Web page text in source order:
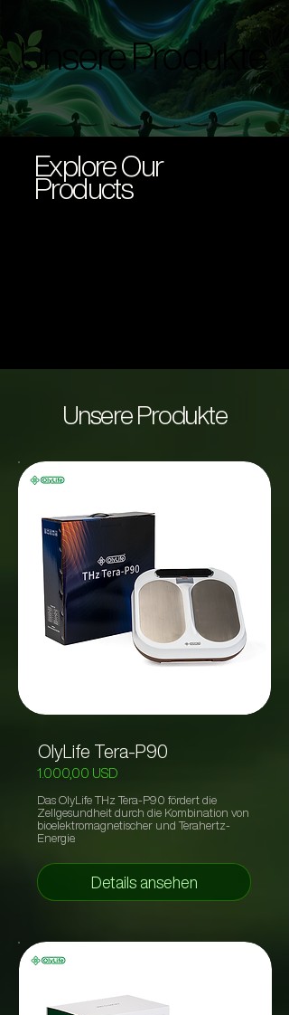
Unsere Produkte
Unsere Produkte
Explore Our
Products
Unsere Produkte
OlyLife Tera-P90
1.000,00 USD
Das OlyLife THz Tera-P90 fördert die
Zellgesundheit durch die Kombination von
bioelektromagnetischer und Terahertz-
Energie.
Details ansehen